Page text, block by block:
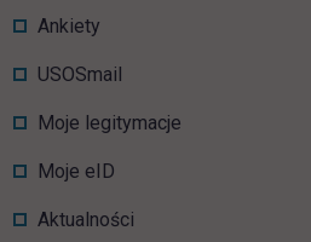
Ankiety
USOSmail
Moje legitymacje
Moje eID
Aktualności